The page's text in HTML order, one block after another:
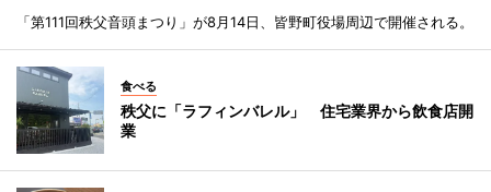
「第111回秩父音頭まつり」が8月14日、皆野町役場周辺で開催される。
食べる
秩父に「ラフィンバレル」 住宅業界から飲食店開
業